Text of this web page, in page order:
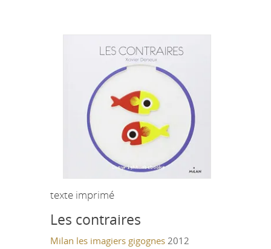
texte imprimé
Les contraires
Milan les imagiers gigognes 2012